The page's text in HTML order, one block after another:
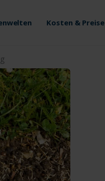
Kosten & Preise